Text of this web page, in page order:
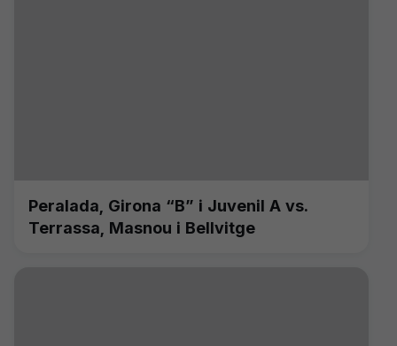
Peralada, Girona “B” i Juvenil A vs.
Terrassa, Masnou i Bellvitge